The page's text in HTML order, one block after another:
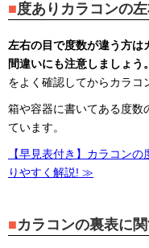
度ありカラコンの
左右の目で度数が違う方は
間違いにも注意しましょう。
をよく確認してからカラコ
箱や容器に書いてある度数
ています。
【早見表付き】カラコン
りやすく解説! ≫
カラコンの裏表に